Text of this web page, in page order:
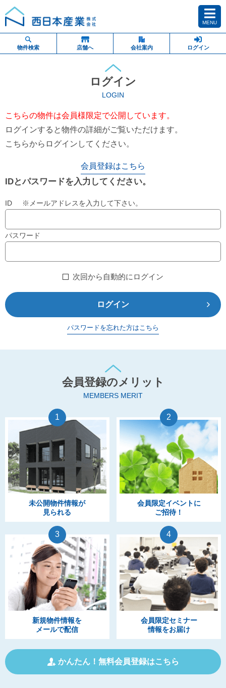
MENU
物件検索 店舗へ 会社案内 ログイン
ログイン
LOGIN
こちらの物件は会員様限定で公開しています。
ログインすると物件の詳細がご覧いただけます。
こちらからログインしてください。
会員登録はこちら
IDとパスワードを入力してください。
ID ※メールアドレスを入力して下さい。
パスワード
次回から自動的にログイン
ログイン
パスワードを忘れた方はこちら
会員登録のメリット
MEMBERS MERIT
1
未公開物件情報が
見られる
2
会員限定イベントに
ご招待！
3
新規物件情報を
メールで配信
4
会員限定セミナー
情報をお届け
かんたん！無料会員登録はこちら